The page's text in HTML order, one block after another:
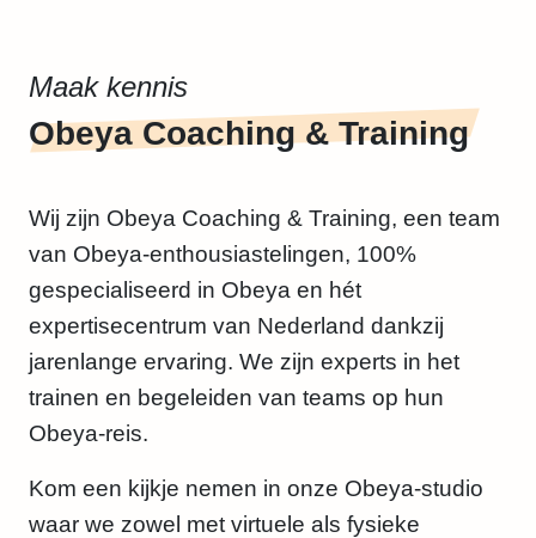
Maak kennis
Obeya Coaching & Training
Wij zijn Obeya Coaching & Training, een team
van Obeya-enthousiastelingen, 100%
gespecialiseerd in Obeya en hét
expertisecentrum van Nederland dankzij
jarenlange ervaring. We zijn experts in het
trainen en begeleiden van teams op hun
Obeya-reis.
Kom een kijkje nemen in onze Obeya-studio
waar we zowel met virtuele als fysieke